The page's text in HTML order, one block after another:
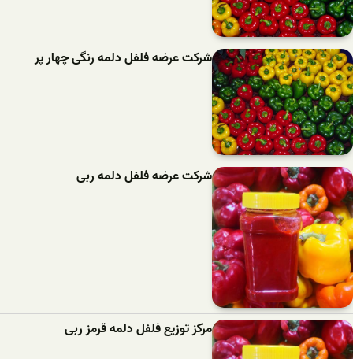
شرکت عرضه فلفل دلمه رنگی چهار پر
شرکت عرضه فلفل دلمه ربی
مرکز توزیع فلفل دلمه قرمز ربی